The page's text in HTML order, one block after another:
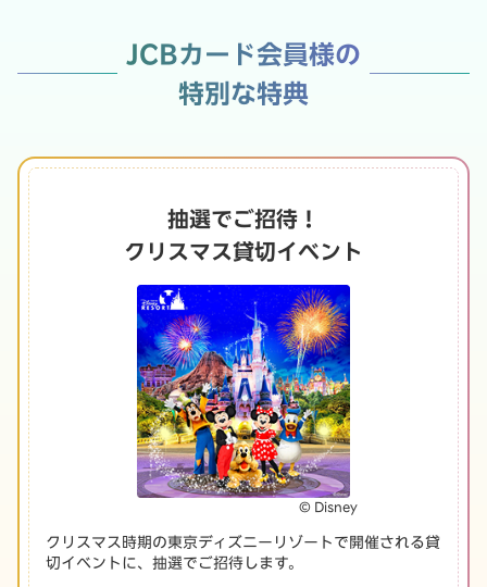
JCBカード会員様の
特別な特典
抽選でご招待！
クリスマス貸切イベント
© Disney
クリスマス時期の東京ディズニーリゾートで開催される貸
切イベントに、抽選でご招待します。